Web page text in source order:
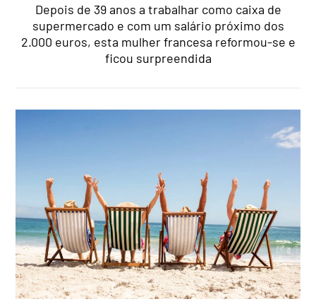
Depois de 39 anos a trabalhar como caixa de
supermercado e com um salário próximo dos
2.000 euros, esta mulher francesa reformou-se e
ficou surpreendida